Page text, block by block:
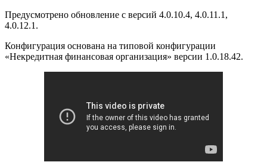
Предусмотрено обновление с версий 4.0.10.4, 4.0.11.1,
4.0.12.1.
Конфигурация основана на типовой конфигурации
«Некредитная финансовая организация» версии 1.0.18.42.